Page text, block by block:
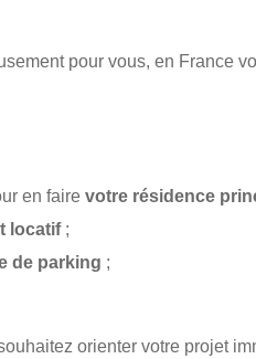
pour vous, en France
en faire votre résidence
locatif;
de parking ;
orienter votre projet